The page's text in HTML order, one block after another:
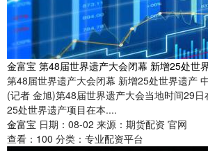
金富宝 第48届世界遗产大会闭幕 新增25处世
第48届世界遗产大会闭幕 新增25处世界遗产
(记者 金旭)第48届世界遗产大会当地时间29
25处世界遗产项目在本....
金富宝 日期：08-02 来源：期货配资 官网
查看： 100 分类： 专业配资平台